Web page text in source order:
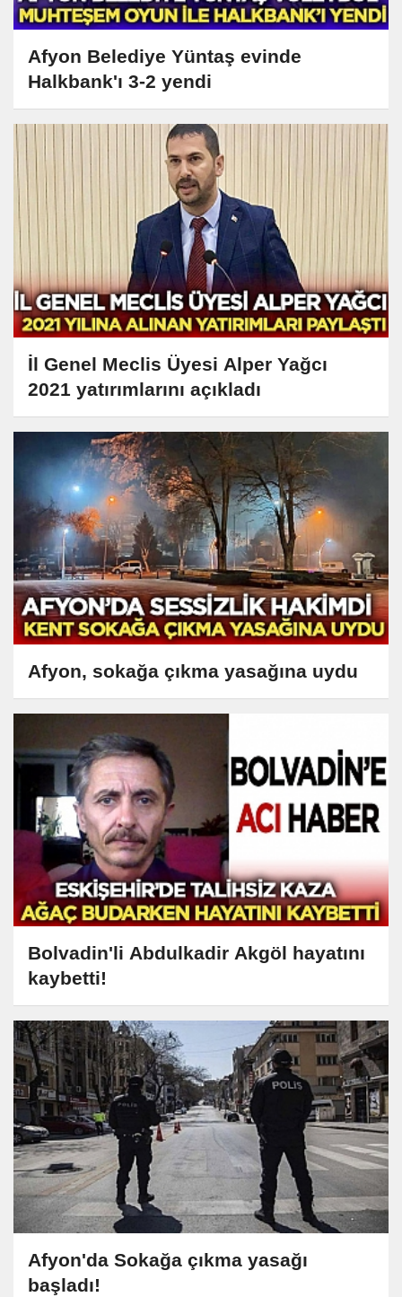
Afyon Belediye Yüntaş evinde
Halkbank'ı 3-2 yendi
İl Genel Meclis Üyesi Alper Yağcı
2021 yatırımlarını açıkladı
Afyon, sokağa çıkma yasağına uydu
Bolvadin'li Abdulkadir Akgöl hayatını
kaybetti!
Afyon'da Sokağa çıkma yasağı
başladı!